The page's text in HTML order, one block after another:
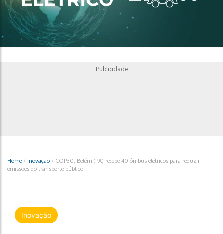
Publicidade
Home / Inovação / COP30: Belém (PA) recebe 40 ônibus elétricos para reduzir
emissões do transporte público
Inovação